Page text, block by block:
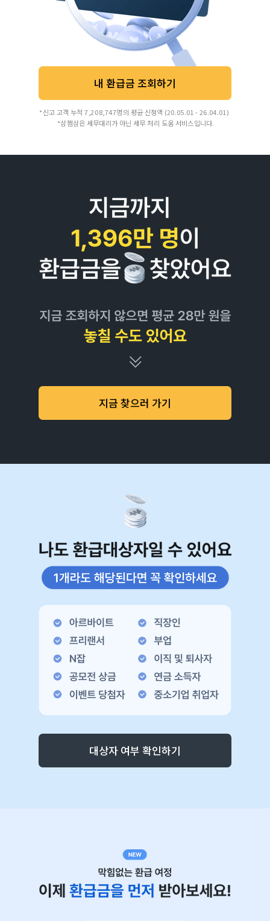
지금 찾으러 가기
내 환급금 조회하기
*신고 고객 누적 7,208,747명의 평균 신청액 (20.05.01 - 26.04.01)
*삼쩜삼은 세무대리가 아닌 세무 처리 도움 서비스입니다.
대상자 여부 확인하기